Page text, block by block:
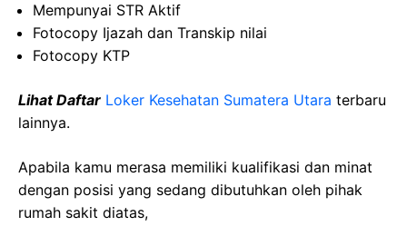
Mempunyai STR Aktif
Fotocopy Ijazah dan Transkip nilai
Fotocopy KTP
Lihat Daftar Loker Kesehatan Sumatera Utara terbaru
lainnya.
Apabila kamu merasa memiliki kualifikasi dan minat
dengan posisi yang sedang dibutuhkan oleh pihak
rumah sakit diatas,